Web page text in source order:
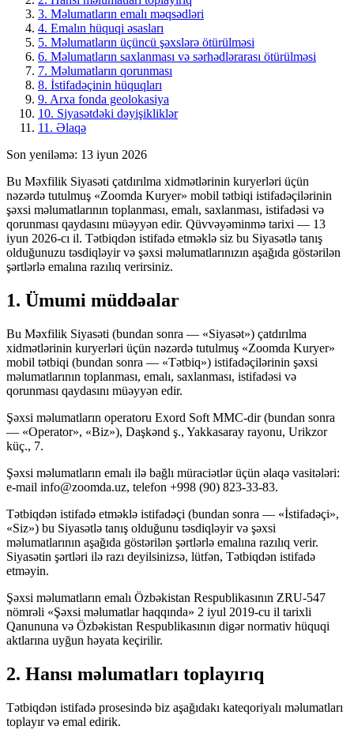
3. Məlumatların emalı məqsədləri
4. Emalın hüquqi əsasları
5. Məlumatların üçüncü şəxslərə ötürülməsi
6. Məlumatların saxlanması və sərhədlərarası ötürülməsi
7. Məlumatların qorunması
8. İstifadəçinin hüquqları
9. Arxa fonda geolokasiya
10. Siyasətdəki dəyişikliklər
11. Əlaqə
Son yeniləmə: 13 iyun 2026
Bu Məxfilik Siyasəti çatdırılma xidmətlərinin kuryerləri üçün
nəzərdə tutulmuş «Zoomda Kuryer» mobil tətbiqi istifadəçilərinin
şəxsi məlumatlarının toplanması, emalı, saxlanması, istifadəsi və
qorunması qaydasını müəyyən edir. Qüvvəyəminmə tarixi — 13
iyun 2026-cı il. Tətbiqdən istifadə etməklə siz bu Siyasətlə tanış
olduğunuzu təsdiqləyir və şəxsi məlumatlarınızın aşağıda göstərilən
şərtlərlə emalına razılıq verirsiniz.
1. Ümumi müddəalar
Bu Məxfilik Siyasəti (bundan sonra — «Siyasət») çatdırılma
xidmətlərinin kuryerləri üçün nəzərdə tutulmuş «Zoomda Kuryer»
mobil tətbiqi (bundan sonra — «Tətbiq») istifadəçilərinin şəxsi
məlumatlarının toplanması, emalı, saxlanması, istifadəsi və
qorunması qaydasını müəyyən edir.
Şəxsi məlumatların operatoru Exord Soft MMC-dir (bundan sonra
— «Operator», «Biz»), Daşkənd ş., Yakkasaray rayonu, Urikzor
küç., 7.
Şəxsi məlumatların emalı ilə bağlı müraciətlər üçün əlaqə vasitələri:
e-mail info@zoomda.uz, telefon +998 (90) 823-33-83.
Tətbiqdən istifadə etməklə istifadəçi (bundan sonra — «İstifadəçi»,
«Siz») bu Siyasətlə tanış olduğunu təsdiqləyir və şəxsi
məlumatlarının aşağıda göstərilən şərtlərlə emalına razılıq verir.
Siyasətin şərtləri ilə razı deyilsinizsə, lütfən, Tətbiqdən istifadə
etməyin.
Şəxsi məlumatların emalı Özbəkistan Respublikasının ZRU-547
nömrəli «Şəxsi məlumatlar haqqında» 2 iyul 2019-cu il tarixli
Qanununa və Özbəkistan Respublikasının digər normativ hüquqi
aktlarına uyğun həyata keçirilir.
2. Hansı məlumatları toplayırıq
Tətbiqdən istifadə prosesində biz aşağıdakı kateqoriyalı məlumatları
toplayır və emal edirik.